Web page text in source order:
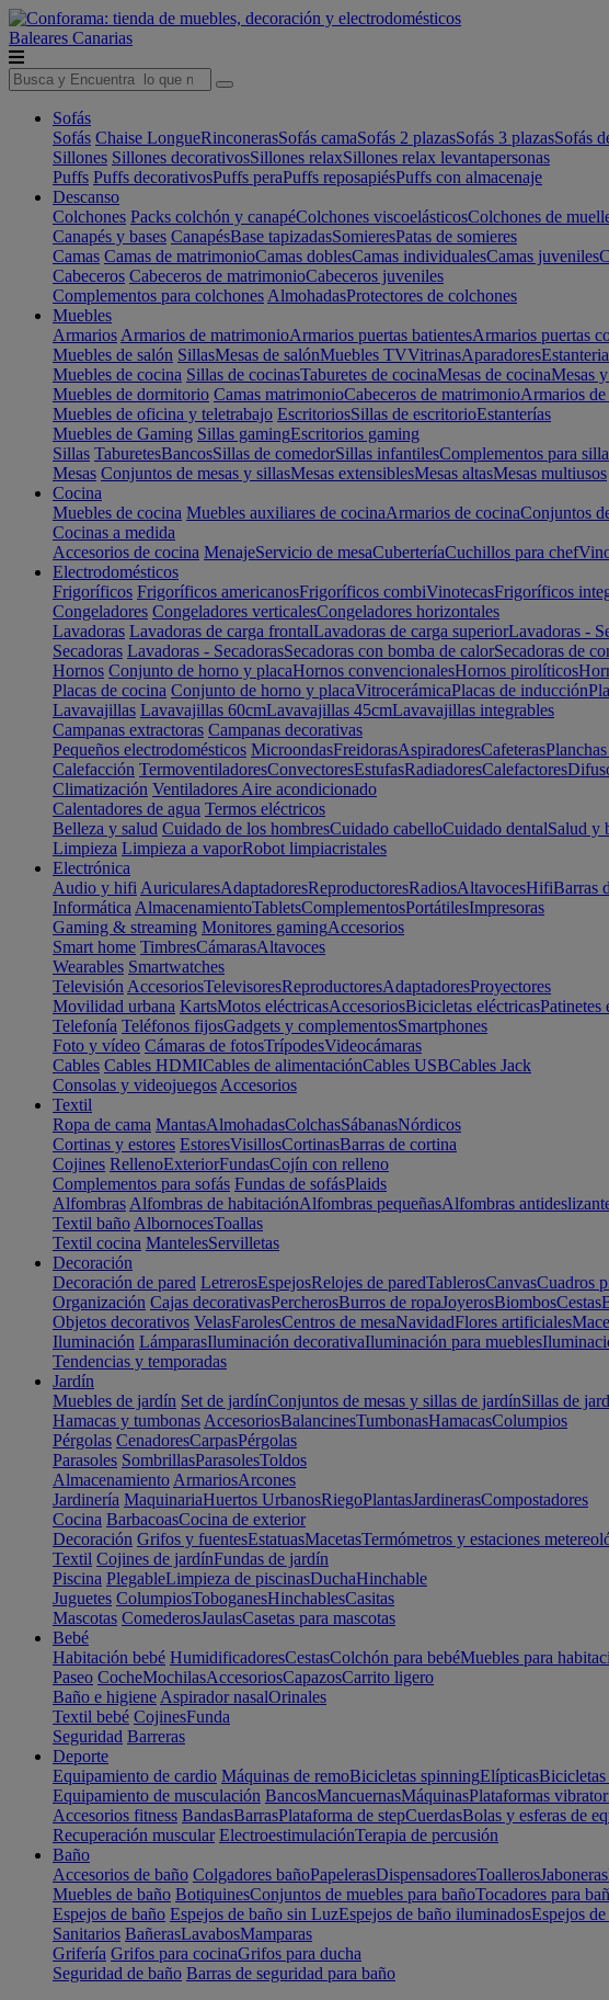
Baleares Canarias
Sofás
Sofás Chaise LongueRinconerasSofás camaSofás 2 plazasSofás 3 plazasSofás
Sillones Sillones decorativosSillones relaxSillones relax levantapersonas
Puffs Puffs decorativosPuffs peraPuffs reposapiésPuffs con almacenaje
Descanso
Colchones Packs colchón y canapéColchones viscoelásticosColchones de
Canapés y bases CanapésBase tapizadasSomieresPatas de somieres
Camas Camas de matrimonioCamas doblesCamas individualesCamas juveniles
Cabeceros Cabeceros de matrimonioCabeceros juveniles
Complementos para colchones AlmohadasProtectores de colchones
Muebles
Armarios Armarios de matrimonioArmarios puertas batientesArmarios puertas
Muebles de salón SillasMesas de salónMuebles TVVitrinasAparadores
Muebles de cocina Sillas de cocinasTaburetes de cocinaMesas de cocinaMesas
Muebles de dormitorio Camas matrimonioCabeceros de matrimonioArmarios
Muebles de oficina y teletrabajo EscritoriosSillas de escritorioEstanterías
Muebles de Gaming Sillas gamingEscritorios gaming
Sillas TaburetesBancosSillas de comedorSillas infantilesComplementos para
Mesas Conjuntos de mesas y sillasMesas extensiblesMesas altasMesas multiusos
Cocina
Muebles de cocina Muebles auxiliares de cocinaArmarios de cocinaConjuntos
Cocinas a medida
Accesorios de cocina MenajeServicio de mesaCuberteríaCuchillos para chef
Electrodomésticos
Frigoríficos Frigoríficos americanosFrigoríficos combiVinotecasFrigoríficos
Congeladores Congeladores verticalesCongeladores horizontales
Lavadoras Lavadoras de carga frontalLavadoras de carga superiorLavadoras -
Secadoras Lavadoras - SecadorasSecadoras con bomba de calorSecadoras de
Hornos Conjunto de horno y placaHornos convencionalesHornos pirolíticos
Placas de cocina Conjunto de horno y placaVitrocerámicaPlacas de inducción
Lavavajillas Lavavajillas 60cmLavavajillas 45cmLavavajillas integrables
Campanas extractoras Campanas decorativas
Pequeños electrodomésticos MicroondasFreidorasAspiradoresCafeteras
Calefacción TermoventiladoresConvectoresEstufasRadiadoresCalefactores
Climatización Ventiladores Aire acondicionado
Calentadores de agua Termos eléctricos
Belleza y salud Cuidado de los hombresCuidado cabelloCuidado dentalSalud y
Limpieza Limpieza a vaporRobot limpiacristales
Electrónica
Audio y hifi AuricularesAdaptadoresReproductoresRadiosAltavocesHifiBarras
Informática AlmacenamientoTabletsComplementosPortátilesImpresoras
Gaming & streaming Monitores gamingAccesorios
Smart home TimbresCámarasAltavoces
Wearables Smartwatches
Televisión AccesoriosTelevisoresReproductoresAdaptadoresProyectores
Movilidad urbana KartsMotos eléctricasAccesoriosBicicletas eléctricasPatinetes
Telefonía Teléfonos fijosGadgets y complementosSmartphones
Foto y vídeo Cámaras de fotosTrípodesVideocámaras
Cables Cables HDMICables de alimentaciónCables USBCables Jack
Consolas y videojuegos Accesorios
Textil
Ropa de cama MantasAlmohadasColchasSábanasNórdicos
Cortinas y estores EstoresVisillosCortinasBarras de cortina
Cojines RellenoExteriorFundasCojín con relleno
Complementos para sofás Fundas de sofásPlaids
Alfombras Alfombras de habitaciónAlfombras pequeñasAlfombras
Textil baño AlbornocesToallas
Textil cocina MantelesServilletas
Decoración
Decoración de pared LetrerosEspejosRelojes de paredTablerosCanvasCuadros
Organización Cajas decorativasPercherosBurros de ropaJoyerosBiombosCestas
Objetos decorativos VelasFarolesCentros de mesaNavidadFlores artificiales
Iluminación LámparasIluminación decorativaIluminación para muebles
Tendencias y temporadas
Jardín
Muebles de jardín Set de jardínConjuntos de mesas y sillas de jardínSillas de
Hamacas y tumbonas AccesoriosBalancinesTumbonasHamacasColumpios
Pérgolas CenadoresCarpasPérgolas
Parasoles SombrillasParasolesToldos
Almacenamiento ArmariosArcones
Jardinería MaquinariaHuertos UrbanosRiegoPlantasJardinerasCompostadores
Cocina BarbacoasCocina de exterior
Decoración Grifos y fuentesEstatuasMacetasTermómetros y estaciones
Textil Cojines de jardínFundas de jardín
Piscina PlegableLimpieza de piscinasDuchaHinchable
Juguetes ColumpiosToboganesHinchablesCasitas
Mascotas ComederosJaulasCasetas para mascotas
Bebé
Habitación bebé HumidificadoresCestasColchón para bebéMuebles para
Paseo CocheMochilasAccesoriosCapazosCarrito ligero
Baño e higiene Aspirador nasalOrinales
Textil bebé CojinesFunda
Seguridad Barreras
Deporte
Equipamiento de cardio Máquinas de remoBicicletas spinningElípticasBicicletas
Equipamiento de musculación BancosMancuernasMáquinasPlataformas
Accesorios fitness BandasBarrasPlataforma de stepCuerdasBolas y esferas de
Recuperación muscular ElectroestimulaciónTerapia de percusión
Baño
Accesorios de baño Colgadores bañoPapelerasDispensadoresToallerosJaboneras
Muebles de baño BotiquinesConjuntos de muebles para bañoTocadores para
Espejos de baño Espejos de baño sin LuzEspejos de baño iluminadosEspejos
Sanitarios BañerasLavabosMamparas
Grifería Grifos para cocinaGrifos para ducha
Seguridad de baño Barras de seguridad para baño